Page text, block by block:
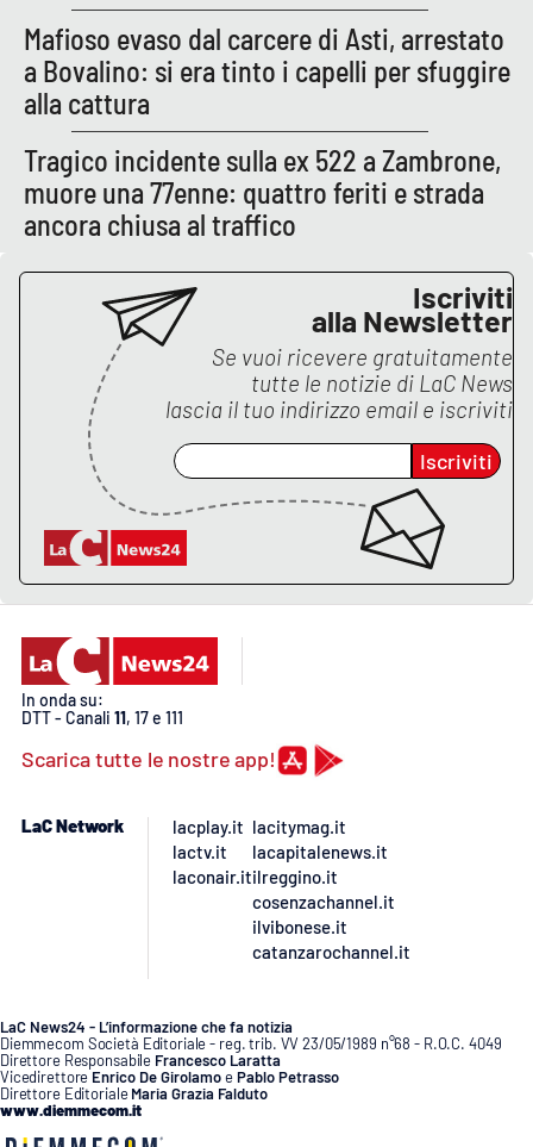
LaC Network
LaC OnAir
EDIZIONI
LOCALI
Catanzaro
Vibo Valentia
Reggio Calabria
Cosenza
Lamezia Terme
Buona Sanità Calabria
LA
CALABRIAVISIONE
Destinazioni
LAC
NETWORK
Mafioso evaso dal carcere di Asti, arrestato
a Bovalino: si era tinto i capelli per sfuggire
alla cattura
Tragico incidente sulla ex 522 a Zambrone,
muore una 77enne: quattro feriti e strada
ancora chiusa al traffico
Iscriviti
alla Newsletter
Se vuoi ricevere gratuitamente
tutte le notizie di LaC News
lascia il tuo indirizzo email e iscriviti
Iscriviti
In onda su:
DTT - Canali 11, 17 e 111
Scarica tutte le nostre app!
LaC Network
lacplay.it
lactv.it
laconair.it
lacitymag.it
lacapitalenews.it
ilreggino.it
cosenzachannel.it
ilvibonese.it
catanzarochannel.it
LaC News24 - L’informazione che fa notizia
Diemmecom Società Editoriale - reg. trib. VV 23/05/1989 n°68 - R.O.C. 4049
Direttore Responsabile Francesco Laratta
Vicedirettore Enrico De GirolamoePablo Petrasso
Direttore Editoriale Maria Grazia Falduto
www.diemmecom.it